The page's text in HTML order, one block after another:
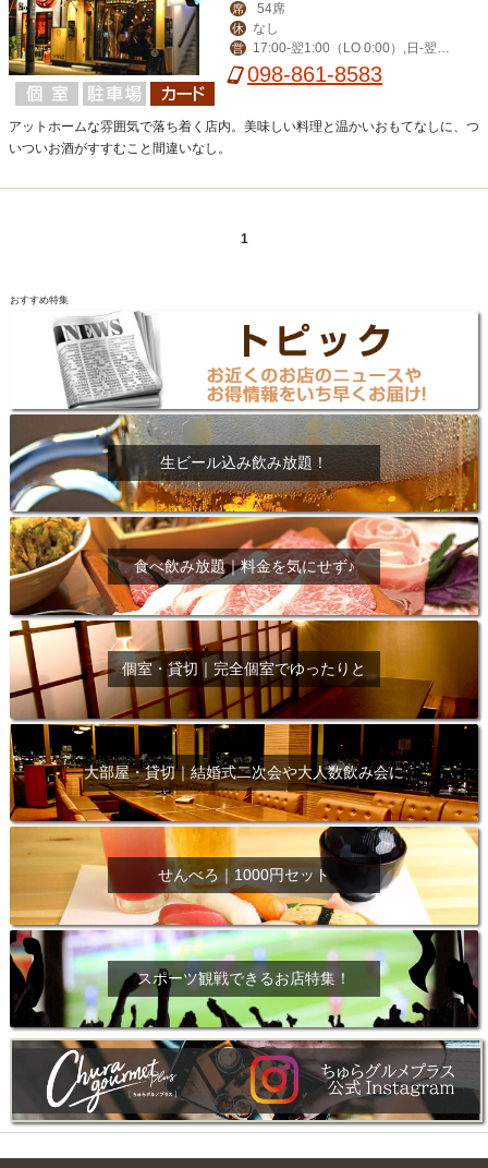
席 54席
休 なし
営
17:00-翌1:00（LO 0:00）,日-翌0:
30（LO 23:30）
098-861-8583
アットホームな雰囲気で落ち着く店内。美味しい料理と温かいおもてなしに、つ
いついお酒がすすむこと間違いなし。
1
おすすめ特集
生ビール込み飲み放題！
食べ飲み放題｜料金を気にせず♪
個室・貸切｜完全個室でゆったりと
大部屋・貸切｜結婚式二次会や大人数飲み会に
せんべろ｜1000円セット
スポーツ観戦できるお店特集！